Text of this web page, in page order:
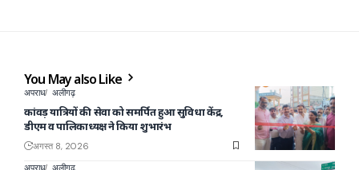
You May also Like
अपराध अलीगढ़
कांवड़ यात्रियों की सेवा को समर्पित हुआ सुविधा केंद्र,
डीएम व पालिकाध्यक्ष ने किया शुभारंभ
अगस्त 8, 2026
अपराध अलीगढ़